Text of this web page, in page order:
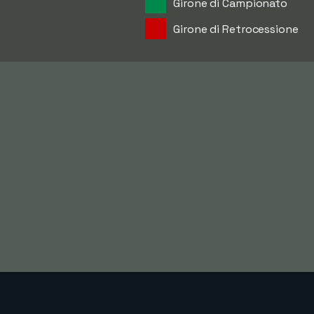
Girone di Campionato
Girone di Retrocessione